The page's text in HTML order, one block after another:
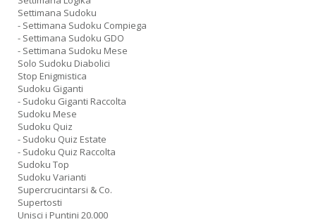
Settimana Sudoku
- Settimana Sudoku Compiega
- Settimana Sudoku GDO
- Settimana Sudoku Mese
Solo Sudoku Diabolici
Stop Enigmistica
Sudoku Giganti
- Sudoku Giganti Raccolta
Sudoku Mese
Sudoku Quiz
- Sudoku Quiz Estate
- Sudoku Quiz Raccolta
Sudoku Top
Sudoku Varianti
Supercrucintarsi & Co.
Supertosti
Unisci i Puntini 20.000